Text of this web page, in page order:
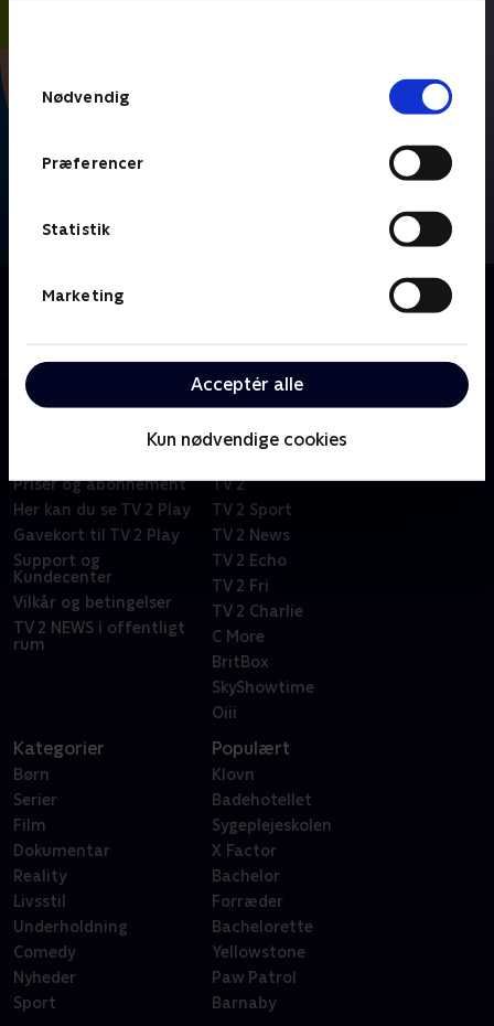
Nødvendig
Præferencer
Statistik
Marketing
Acceptér alle
Kun nødvendige cookies
Om FIFA VM 2026 - Højdepunkter
Priser og abonnement
Her kan du se TV 2 Play
Gavekort til TV 2 Play
Support og
Kundecenter
Vilkår og betingelser
TV 2 NEWS i offentligt
rum
TV 2
TV 2 Sport
TV 2 News
TV 2 Echo
TV 2 Fri
TV 2 Charlie
C More
BritBox
SkyShowtime
Oiii
Kategorier
Børn
Serier
Film
Dokumentar
Reality
Livsstil
Underholdning
Comedy
Nyheder
Sport
Populært
Klovn
Badehotellet
Sygeplejeskolen
X Factor
Bachelor
Forræder
Bachelorette
Yellowstone
Paw Patrol
Barnaby